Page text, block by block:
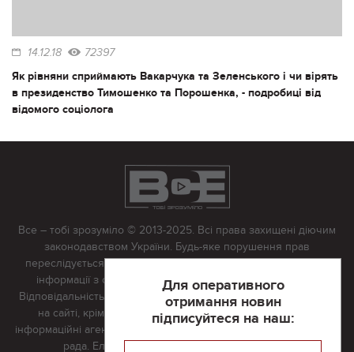
14.12.18 72397
Як рівняни сприймають Вакарчука та Зеленського і чи вірять
в президенство Тимошенко та Порошенка, - подробиці від
відомого соціолога
Для оперативного
отримання новин
підписуйтеся на наш:
Все – тобі зрозуміло © 2013-2025. Всі права захищені діючим
законодавством України. Будь-яке порушення прав
переслідується в судовому порядку. Будь-яке відтворення
інформації з сайту тільки з письмово дозволу редакції.
Відповідальність за достовірність усіх матеріалів, розміщених
на сайті, крім матеріалів, які містять посилання на інші
інформаційні агентства або інтернет-видання, несе редакційна
рада. Електронна пошта: